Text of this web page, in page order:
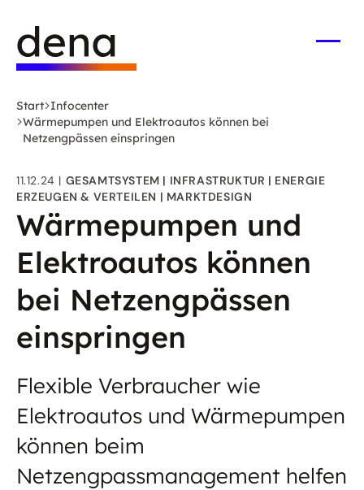
Hauptinhalt
springen
Deutsche
Energie-
Agentur
-
zur
Start Infocenter
Wärmepumpen und Elektroautos können bei
Netzengpässen einspringen
11.12.24 GESAMTSYSTEM INFRASTRUKTUR
ENERGIE
ERZEUGEN & VERTEILEN
MARKTDESIGN
Wärmepumpen und
Elektroautos können
bei Netzengpässen
einspringen
Flexible Verbraucher wie
Elektroautos und Wärmepumpen
können beim
Netzengpassmanagement helfen